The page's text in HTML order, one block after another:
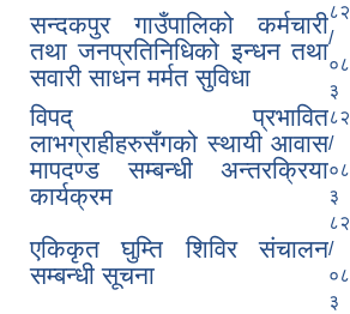
सन्दकपुर गाउँपालिको कर्मचारी
तथा जनप्रतिनिधिको इन्धन तथा
सवारी साधन मर्मत सुविधा
८२
/
०८
३
विपद् प्रभावित
लाभग्राहीहरुसँगको स्थायी आवास
मापदण्ड सम्बन्धी अन्तरक्रिया
कार्यक्रम
८२
/
०८
३
एकिकृत घुम्ति शिविर संचालन
सम्बन्धी सूचना
८२
/
०८
३